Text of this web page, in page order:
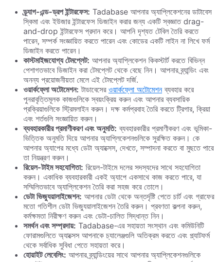
ড্র্যাগ-এন্ড-ড্রপ ইন্টারফেস: Tadabase আপনার অ্যাপ্লিকেশনের ডাটাবেস
স্কিমা এবং ইউজার ইন্টারফেস ডিজাইন করার জন্য একটি স্বজ্ঞাত drag-
and-drop ইন্টারফেস প্রদান করে। আপনি দৃশ্যত টেবিল তৈরি করতে
পারেন, সম্পর্ক সংজ্ঞায়িত করতে পারেন এবং কোডের একটি লাইন না লিখে ফর্ম
ডিজাইন করতে পারেন।
কাস্টমাইজযোগ্য টেমপ্লেট: আপনার অ্যাপ্লিকেশন কিকস্টার্ট করতে বিভিন্ন
পেশাগতভাবে ডিজাইন করা টেমপ্লেট থেকে বেছে নিন। আপনার ব্র্যান্ডিং এবং
অনন্য প্রয়োজনীয়তা মেলে এই টেমপ্লেট দর্জি.
ওয়ার্কফ্লো অটোমেশন: টাডাবেসের ওয়ার্কফ্লো অটোমেশনব্যবহার করে
পুনরাবৃত্তিমূলক কাজগুলিকে স্বয়ংক্রিয় করুন এবং আপনার ব্যবসায়িক
প্রক্রিয়াগুলিকে স্ট্রিমলাইন করুন। দক্ষ কর্মপ্রবাহ তৈরি করতে ট্রিগার, ক্রিয়া
এবং শর্তগুলি সংজ্ঞায়িত করুন।
ব্যবহারকারীর প্রমাণীকরণ এবং অনুমতি: ব্যবহারকারীর প্রমাণীকরণ এবং ভূমিকা-
ভিত্তিক অনুমতি দিয়ে আপনার অ্যাপ্লিকেশনগুলিকে সুরক্ষিত করুন। কে
আপনার অ্যাপের মধ্যে ডেটা অ্যাক্সেস, দেখতে, সম্পাদনা করতে বা মুছতে পারে
তা নিয়ন্ত্রণ করুন।
রিয়েল-টাইম সহযোগিতা: রিয়েল-টাইমে দলের সদস্যদের সাথে সহযোগিতা
করুন। একাধিক ব্যবহারকারী একই অ্যাপে একসাথে কাজ করতে পারে, যা
সম্মিলিতভাবে অ্যাপ্লিকেশন তৈরি করা সহজ করে তোলে।
ডেটা ভিজ্যুয়ালাইজেশন: আপনার ডেটা থেকে অন্তর্দৃষ্টি পেতে চার্ট এবং গ্রাফের
মতো গতিশীল ডেটা ভিজ্যুয়ালাইজেশন তৈরি করুন। প্রবণতা কল্পনা করুন,
কর্মক্ষমতা নিরীক্ষণ করুন এবং ডেটা-চালিত সিদ্ধান্ত নিন।
সমর্থন এবং সম্প্রদায়: Tadabase-এর সহায়তা সংস্থান এবং কমিউনিটি
ফোরামগুলিতে অ্যাক্সেস আপনাকে চ্যালেঞ্জগুলি অতিক্রম করতে এবং প্ল্যাটফর্ম
থেকে সর্বাধিক সুবিধা পেতে সহায়তা করে।
হোয়াইট লেবেলিং: আপনার ব্র্যান্ডিংয়ের সাথে আপনার অ্যাপ্লিকেশনগুলিকে